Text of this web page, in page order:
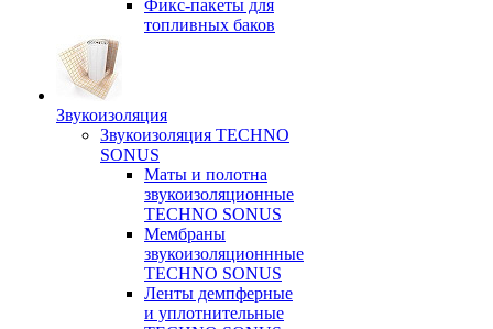
Фикс-пакеты для
топливных баков
Звукоизоляция
Звукоизоляция TECHNO
SONUS
Маты и полотна
звукоизоляционные
TECHNO SONUS
Мембраны
звукоизоляционнные
TECHNO SONUS
Ленты демпферные
и уплотнительные